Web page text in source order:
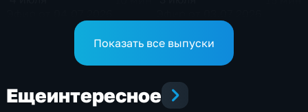
Показать все выпуски
Ещеинтересное